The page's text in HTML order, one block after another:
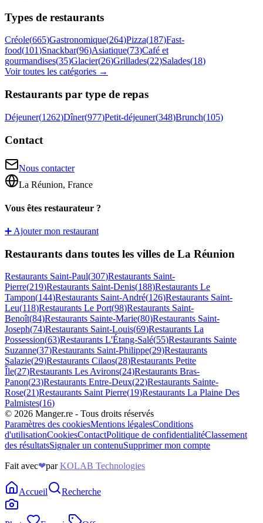
Types de restaurants
Créole(665)Gastronomique(264)Pizza(187)Fast-
food(101)Snackbar(96)Asiatique(73)Café et
gourmandises(35)Glacier(26)Grillades(22)Salades(18)
Voir toutes les catégories →
Restaurants par type de repas
Déjeuner(1262)Dîner(977)Petit-déjeuner(348)Brunch(105)
Contact
Nous contacter
La Réunion, France
Vous êtes restaurateur ?
➕ Ajouter mon restaurant
Restaurants dans toutes les villes de La Réunion
Restaurants Saint-Paul(307)Restaurants Saint-
Pierre(219)Restaurants Saint-Denis(188)Restaurants Le
Tampon(144)Restaurants Saint-André(126)Restaurants Saint-
Leu(118)Restaurants Le Port(98)Restaurants Saint-
Benoît(84)Restaurants Sainte-Marie(80)Restaurants Saint-
Joseph(74)Restaurants Saint-Louis(69)Restaurants La
Possession(63)Restaurants L'Étang-Salé(55)Restaurants Sainte
Suzanne(37)Restaurants Saint-Philippe(29)Restaurants
Salazie(29)Restaurants Cilaos(28)Restaurants Petite
Île(27)Restaurants Les Avirons(24)Restaurants Bras-
Panon(23)Restaurants Entre-Deux(22)Restaurants Sainte-
Rose(21)Restaurants Saint Pierre(19)Restaurants La Plaine Des
Palmistes(16)
© 2026 Manger.re - Tous droits réservés
Paramètres des cookiesMentions légalesConditions
d'utilisationCookiesContactPolitique de confidentialitéClassement
des résultatsSignaler un contenuSupprimer mon compte
Fait avec❤par KOLAB Technologies
Accueil Recherche